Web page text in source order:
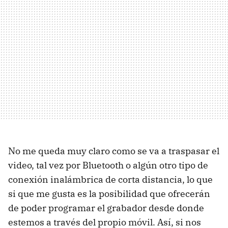
No me queda muy claro como se va a traspasar el
video, tal vez por Bluetooth o algún otro tipo de
conexión inalámbrica de corta distancia, lo que
si que me gusta es la posibilidad que ofrecerán
de poder programar el grabador desde donde
estemos a través del propio móvil. Así, si nos